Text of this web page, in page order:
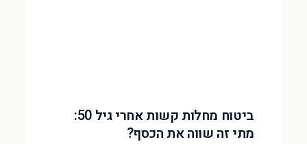
ביטוח מחלות קשות אחרי גיל 50:
מתי זה שווה את הכסף?